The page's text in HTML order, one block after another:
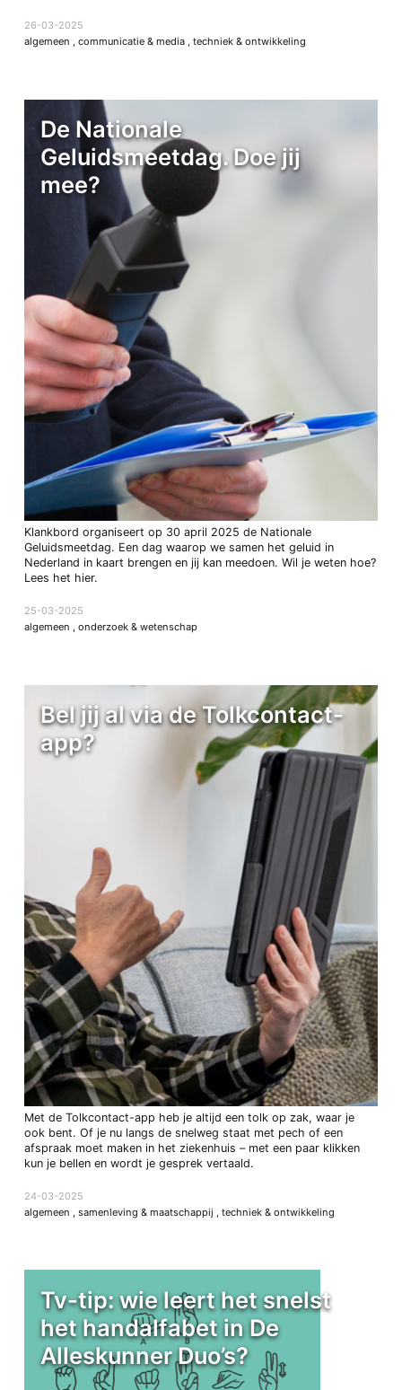
26-03-2025
algemeen
communicatie & media techniek & ontwikkeling
De Nationale
Geluidsmeetdag. Doe jij
mee?
Klankbord organiseert op 30 april 2025 de Nationale
Geluidsmeetdag. Een dag waarop we samen het geluid in
Nederland in kaart brengen en jij kan meedoen. Wil je weten hoe?
Lees het hier.
25-03-2025
algemeen
onderzoek & wetenschap
Bel jij al via de Tolkcontact-
app?
Met de Tolkcontact-app heb je altijd een tolk op zak, waar je
ook bent. Of je nu langs de snelweg staat met pech of een
afspraak moet maken in het ziekenhuis – met een paar klikken
kun je bellen en wordt je gesprek vertaald.
24-03-2025
algemeen
samenleving & maatschappij techniek & ontwikkeling
Tv-tip: wie leert het snelst
het handalfabet in De
Alleskunner Duo’s?